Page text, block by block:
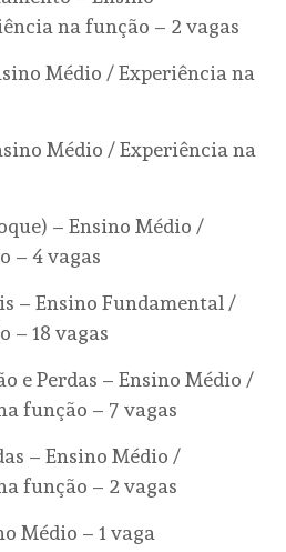
na função – 2 vagas
Médio / Experiência na
Médio / Experiência na
– Ensino Médio /
– 4 vagas
– Ensino Fundamental /
– 18 vagas
e Perdas – Ensino Médio /
função – 7 vagas
– Ensino Médio /
função – 2 vagas
Médio – 1 vaga